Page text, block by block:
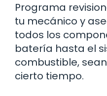
Programa
tu mecánico y
todos los
batería hasta el
combustible,
cierto tiempo.